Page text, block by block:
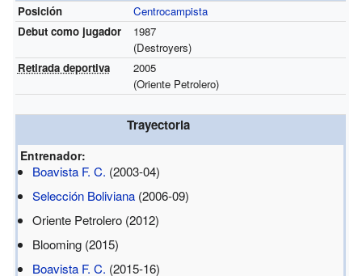
Posición
Centrocampista
Debut como jugador
1987
(Destroyers)
Retirada deportiva
2005
(Oriente Petrolero)
Trayectoria
Entrenador:
Boavista F. C. (2003-04)
Selección Boliviana (2006-09)
Oriente Petrolero (2012)
Blooming (2015)
Boavista F. C. (2015-16)